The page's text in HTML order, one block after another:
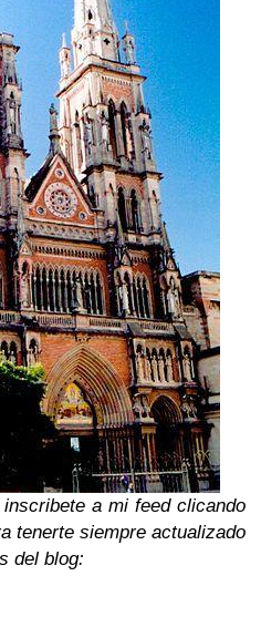
a mi feed clicando
tenerte siempre actualizado
del blog: